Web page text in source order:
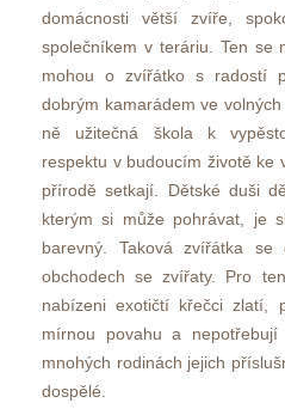
domácnosti větší zvíře,
polečníkem v teráriu. Ten se
mohou o zvířátko s radostí
dobrým kamarádem ve
ně užitečná škola k
respektu v budoucím životě ke
přírodě setkají. Dětské duši
kterým si může pohrávat, je
barevný. Taková zvířátka
obchodech se zvířaty. Pro
nabízeni exotičtí křečci zlatí,
mírnou povahu a
mnohých rodinách jejich
dospělé.